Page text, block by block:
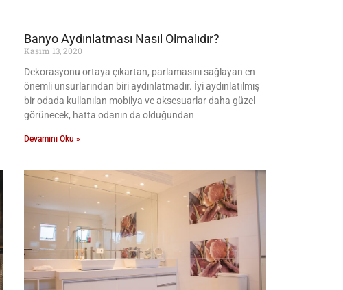
Banyo Aydınlatması Nasıl Olmalıdır?
Kasım 13, 2020
Dekorasyonu ortaya çıkartan, parlamasını sağlayan en
önemli unsurlarından biri aydınlatmadır. İyi aydınlatılmış
bir odada kullanılan mobilya ve aksesuarlar daha güzel
görünecek, hatta odanın da olduğundan
Devamını Oku »